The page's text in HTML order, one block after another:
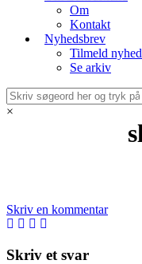
Om
Kontakt
Nyhedsbrev
Tilmeld
Se arkiv
×
Skriv en kommentar
Skriv et svar